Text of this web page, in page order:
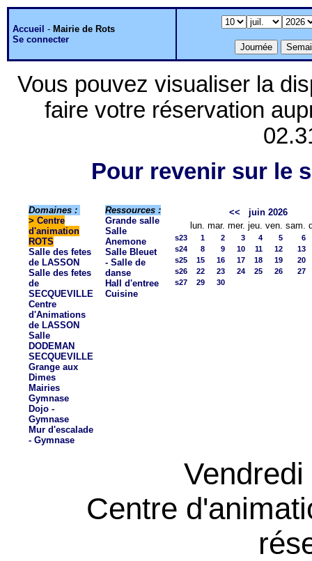
Accueil - Mairie de Rots
Se connecter
Vous pouvez visualiser la
faire votre réservation
Pour revenir sur le
Domaines :
> Centre
d'animation
ROTS
Salle des fetes
de LASSON
Salle des fetes
de
SECQUEVILLE
Centre
d'Animations
de LASSON
Salle
DODEMAN
SECQUEVILLE
Grange aux
Dimes
Mairies
Gymnase
Dojo -
Gymnase
Mur d'escalade
- Gymnase
Ressources :
Grande salle
Salle
Anemone
Salle Bleuet
- Salle de
danse
Hall d'entree
Cuisine
<<
juin 2026
lun. mar. mer. jeu. ven. sam.
s23 1 2 3 4 5
6
s24
8 9 10 11 12
13
s25
15 16 17 18 19
20
s26
22 23 24 25 26
27
s27
29 30
Centre